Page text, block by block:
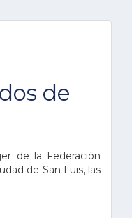
de
de la Federación
de San Luis, las